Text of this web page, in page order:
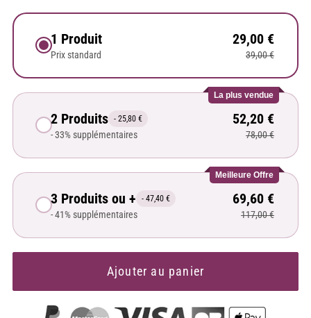
1 Produit
Prix standard
29,00 €
39,00 €
La plus vendue
2 Produits - 25,80 €
- 33% supplémentaires
52,20 €
78,00 €
Meilleure Offre
3 Produits ou + - 47,40 €
- 41% supplémentaires
69,60 €
117,00 €
Ajouter au panier